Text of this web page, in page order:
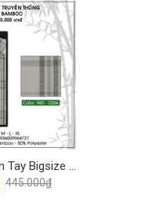
Áo Sơ Mi Ngắn Tay Bigsize Caro Bamboo Regular Fit 445 Vĩnh Tiến - Nhiều Màu
445.000₫